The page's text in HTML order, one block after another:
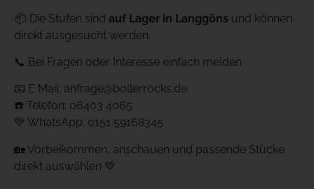
📦 Die Stufen sind auf Lager in Langgöns und können
direkt ausgesucht werden.
📞 Bei Fragen oder Interesse einfach melden
📧 E Mail: anfrage@bollerrocks.de
☎️ Telefon: 06403 4065
💚 WhatsApp: 0151 59168345
🏡 Vorbeikommen, anschauen und passende Stücke
direkt auswählen 💚